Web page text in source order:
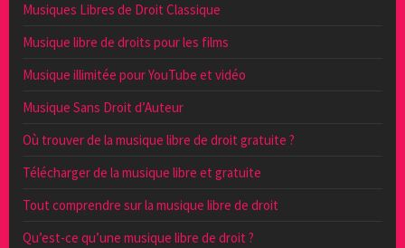
Musiques Libres de Droit Classique
Musique libre de droits pour les films
Musique illimitée pour YouTube et vidéo
Musique Sans Droit d’Auteur
Où trouver de la musique libre de droit gratuite ?
Télécharger de la musique libre et gratuite
Tout comprendre sur la musique libre de droit
Qu’est-ce qu’une musique libre de droit ?